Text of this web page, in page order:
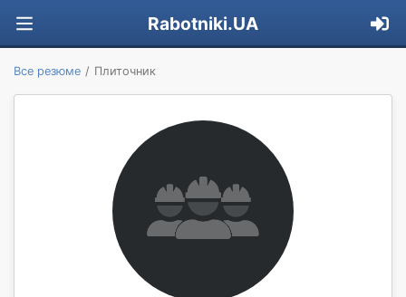
Rabotniki.UA
Все резюме Плиточник